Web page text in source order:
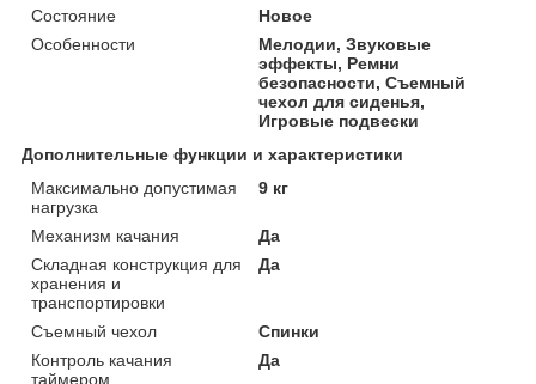
Состояние
Новое
Особенности
Мелодии, Звуковые
эффекты, Ремни
безопасности, Съемный
чехол для сиденья,
Игровые подвески
Дополнительные функции и характеристики
Максимально допустимая
нагрузка
9 кг
Механизм качания
Да
Складная конструкция для
хранения и
транспортировки
Да
Съемный чехол
Спинки
Контроль качания
таймером
Да